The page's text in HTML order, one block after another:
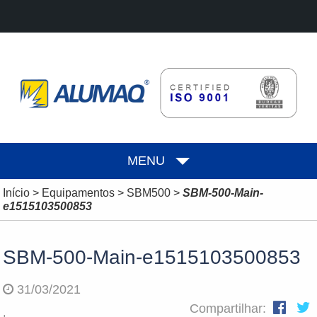
MENU
Início> Equipamentos> SBM500> SBM-500-Main-
e1515103500853
SBM-500-Main-e1515103500853
31/03/2021
Compartilhar: